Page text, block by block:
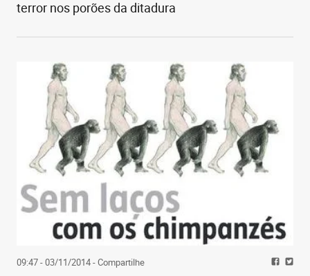
terror nos porões da ditadura
09:47 - 03/11/2014- Compartilhe